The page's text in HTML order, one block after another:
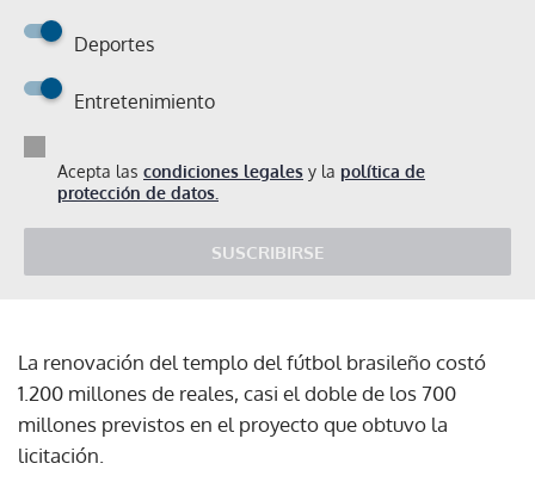
Deportes
Entretenimiento
Acepta las condiciones legales y la política de
protección de datos.
SUSCRIBIRSE
La renovación del templo del fútbol brasileño costó
1.200 millones de reales, casi el doble de los 700
millones previstos en el proyecto que obtuvo la
licitación.